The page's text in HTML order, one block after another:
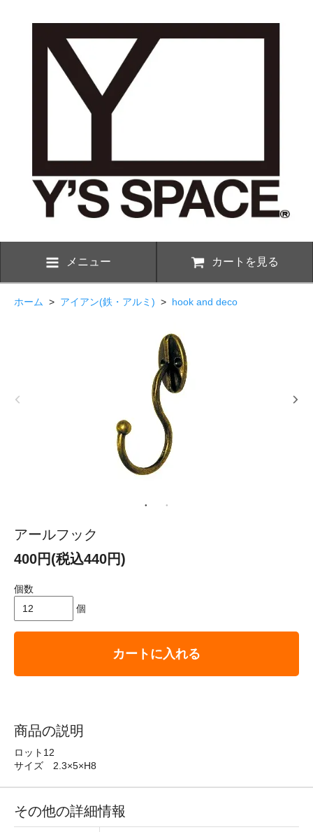
メニュー カートを見る
ホーム > アイアン(鉄・アルミ) > hook and deco
アールフック
400円(税込440円)
個数
個
カートに入れる
商品の説明
ロット12
サイズ 2.3×5×H8
その他の詳細情報